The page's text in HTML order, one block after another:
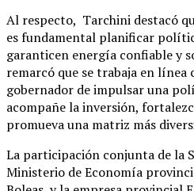
Al respecto, Tarchini destacó
es fundamental planificar
garanticen energía confiable y
remarcó que se trabaja en línea
gobernador de impulsar una
acompañe la inversión,
promueva una matriz más
La participación conjunta de la
Ministerio de Economía